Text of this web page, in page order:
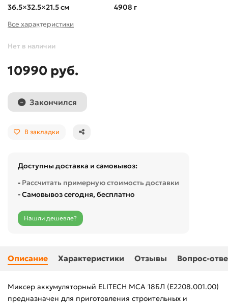
36.5×32.5×21.5 см 4908 г
Все характеристики
Нет в наличии
10990 руб.
Закончился
В закладки
Доступны доставка и самовывоз:
- Рассчитать примерную стоимость доставки
- Самовывоз сегодня, бесплатно
Нашли дешевле?
Описание Характеристики Отзывы Вопрос-
Миксер аккумуляторный ELITECH МСА 18БЛ (Е2208.001.00)
предназначен для приготовления строительных и